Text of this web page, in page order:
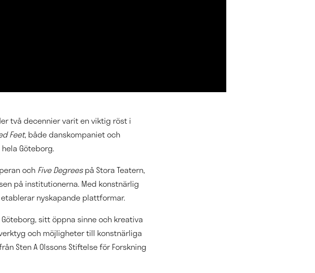
två decennier varit en viktig röst i
Feet, både danskompaniet och
Göteborg.
ochFive Degreespå Stora Teatern,
på institutionerna. Med konstnärlig
nyskapande plattformar.
sitt öppna sinne och kreativa
och möjligheter till konstnärliga
Sten A Olssons Stiftelse för Forskning